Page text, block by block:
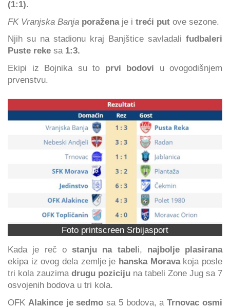
(1:1).
FK Vranjska Banja poraženaje i treći put ove sezone.
Njih su na stadionu kraj Banjštice savladali fudbaleri
Puste reke sa 1:3.
Ekipi iz Bojnika su to prvi bodovi u ovogodišnjem
prvenstvu.
Foto printscreen Srbijasport
Kada je reč o stanju na tabeli, najbolje plasirana
ekipa iz ovog dela zemlje je hanska Moravakoja posle
tri kola zauzima drugu poziciju na tabeli Zone Jug sa 7
osvojenih bodova u tri kola.
OFK Alakince je sedmo sa 5 bodova, aTrnovac osmi